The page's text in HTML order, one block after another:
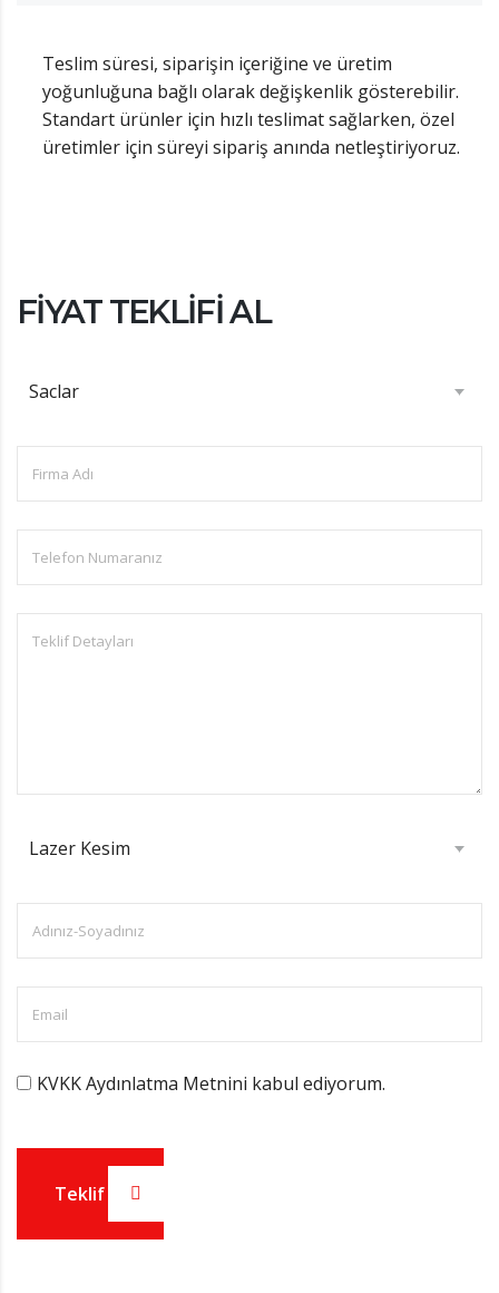
Teslim süresi, siparişin içeriğine ve üretim
yoğunluğuna bağlı olarak değişkenlik gösterebilir.
Standart ürünler için hızlı teslimat sağlarken, özel
üretimler için süreyi sipariş anında netleştiriyoruz.
FIYAT TEKLIFI AL
Saclar
Lazer Kesim
KVKK Aydınlatma Metnini kabul ediyorum.
Teklif Al